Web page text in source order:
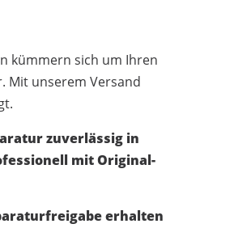
kümmern sich um Ihren
Mit unserem Versand
zuverlässig in
mit Original-
erhalten